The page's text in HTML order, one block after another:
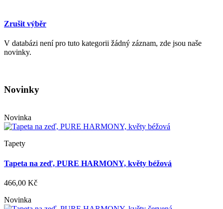
Zrušit výběr
V databázi není pro tuto kategorii žádný záznam, zde jsou naše
novinky.
Novinky
Novinka
Tapety
Tapeta na zeď, PURE HARMONY, květy béžová
466,00 Kč
Novinka